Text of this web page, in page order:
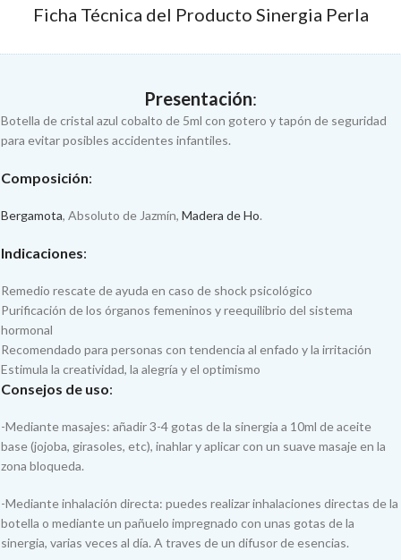
Ficha Técnica del Producto Sinergia Perla
Presentación:
Botella de cristal azul cobalto de 5ml con gotero y tapón de seguridad
para evitar posibles accidentes infantiles.
Composición:
Bergamota, Absoluto de Jazmín, Madera de Ho.
Indicaciones:
Remedio rescate de ayuda en caso de shock psicológico
Purificación de los órganos femeninos y reequilibrio del sistema
hormonal
Recomendado para personas con tendencia al enfado y la irritación
Estimula la creatividad, la alegría y el optimismo
Consejos de uso:
-Mediante masajes: añadir 3-4 gotas de la sinergia a 10ml de aceite
base (jojoba, girasoles, etc), inahlar y aplicar con un suave masaje en la
zona bloqueda.
-Mediante inhalación directa: puedes realizar inhalaciones directas de la
botella o mediante un pañuelo impregnado con unas gotas de la
sinergia, varias veces al día. A traves de un difusor de esencias.